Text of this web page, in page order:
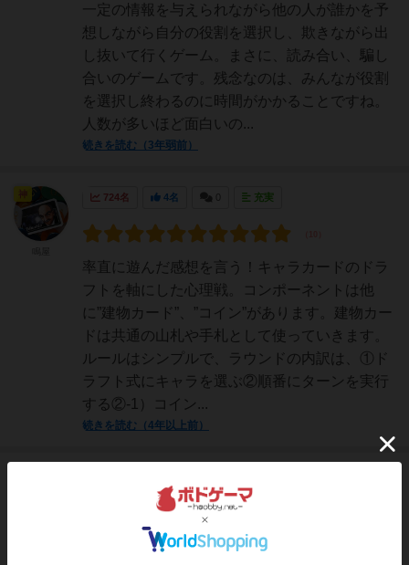
一定の情報を与えられながら他の人が誰かを予
想しながら自分の役割を選択し、欺きながら出
し抜いて行くゲーム。まさに、読み合い、騙し
合いのゲームです。残念なのは、みんなが役割
を選択し終わるのに時間がかかることですね。
人数が多いほど面白いの...
続きを読む（3年弱前）
724名 4名 充実
率直に遊んだ感想を言う！キャラカードのドラ
フトを軸にした心理戦。コンポーネントは他
に”建物カード”、”コイン”があります。建物カー
ドは共通の山札や手札として使っていきます。
ルールはシンプルで、ラウンドの内訳は、①ド
ラフト式にキャラを選ぶ②順番にターンを実行
する②-1）コイン...
続きを読む（4年以上前）
神
ボードーゲーム沼に落ちた切っ掛け操り人形は